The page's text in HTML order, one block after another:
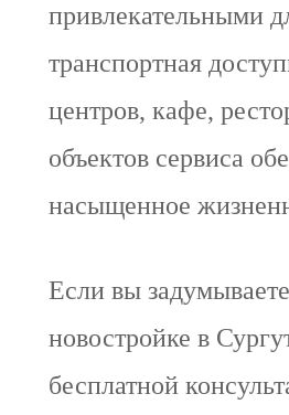
привлекательными
транспортная
центров, кафе,
объектов сервиса
насыщенное
Если вы
новостройке в
бесплатной